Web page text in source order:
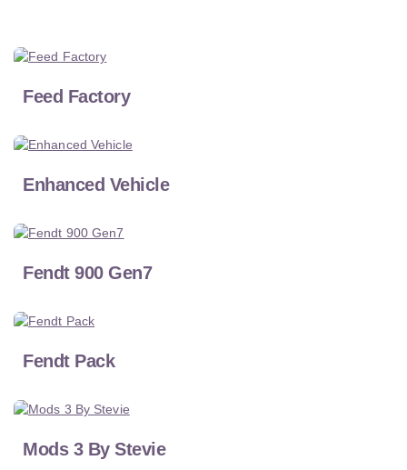
Feed Factory
Enhanced Vehicle
Fendt 900 Gen7
Fendt Pack
Mods 3 By Stevie